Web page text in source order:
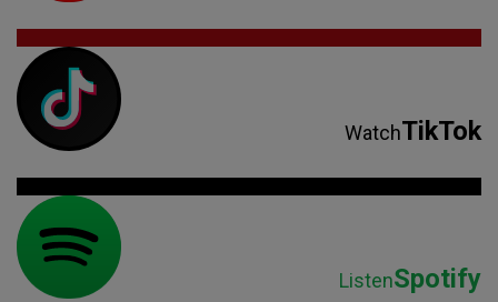
WatchTikTok
ListenSpotify